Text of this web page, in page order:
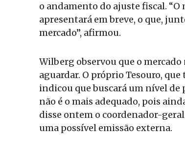
o andamento do ajuste fiscal. “O
apresentará em breve, o que,
mercado”, afirmou.
Wilberg observou que o
aguardar. O próprio Tesouro,
indicou que buscará um nível de
não é o mais adequado, pois
disse ontem o coordenador-
uma possível emissão externa.